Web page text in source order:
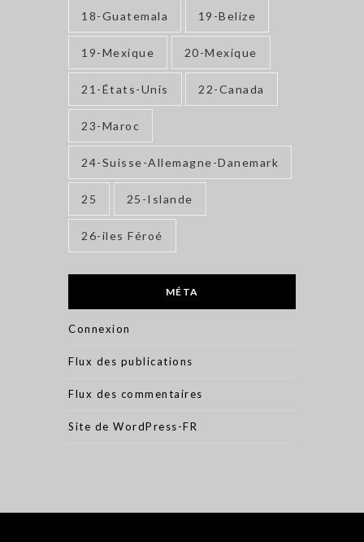
18-Guatemala 19-Belize
19-Mexique 20-Mexique
21-États-Unis 22-Canada
23-Maroc
24-Suisse-Allemagne-Danemark
25 25-Islande
26-iles Féroé
MÉTA
Connexion
Flux des publications
Flux des commentaires
Site de WordPress-FR